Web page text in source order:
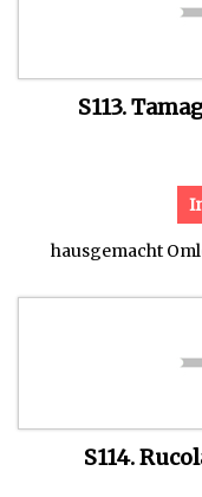
S113.
hausgemacht
S114.